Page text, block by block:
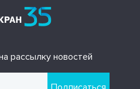
рассылку новостей